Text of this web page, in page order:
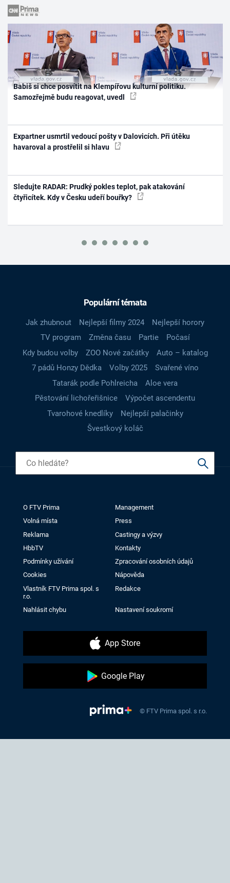
Babiš si chce posvítit na Klempířovu kulturní politiku.
Samozřejmě budu reagovat, uvedl
Expartner usmrtil vedoucí pošty v Dalovicích. Při útěku
havaroval a prostřelil si hlavu
Sledujte RADAR: Prudký pokles teplot, pak atakování
čtyřicítek. Kdy v Česku udeří bouřky?
Populární témata
Jak zhubnout Nejlepší filmy 2024
Nejlepší horory
TV program
Změna času Partie
Počasí
Kdy budou volby
ZOO Nové začátky
Auto – katalog
7 pádů Honzy Dědka
Volby 2025
Svařené víno
Tatarák podle Pohlreicha
Aloe vera
Pěstování lichořeřišnice
Výpočet ascendentu
Tvarohové knedlíky
Nejlepší palačinky
Švestkový koláč
O FTV Prima
Management
Volná místa
Press
Reklama
Castingy a výzvy
HbbTV
Kontakty
Podmínky užívání
Zpracování osobních údajů
Cookies
Nápověda
Vlastník FTV Prima spol. s
r.o.
Redakce
Nahlásit chybu Nastavení soukromí
App Store
Google Play
© FTV Prima spol. s r.o.